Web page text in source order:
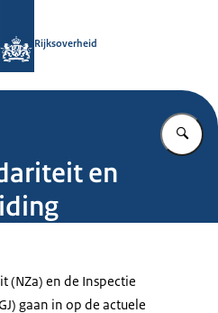
Rijksoverheid
en
(NZa) en de Inspectie
gaan in op de actuele